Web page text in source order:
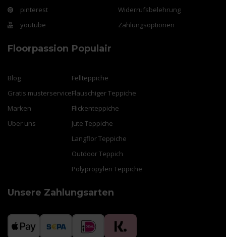
pinterest
youtube
Widerrufsbelehrung
Zahlungsoptionen
Floorpassion
Blog
Gratis musterservice
Marken
Über uns
Populair
Fellteppiche
Flauschiger Teppiche
Flickenteppiche
Jute Teppiche
Langflor Teppiche
Outdoor Teppich
Polypropylen Teppiche
Unsere Zahlungsarten